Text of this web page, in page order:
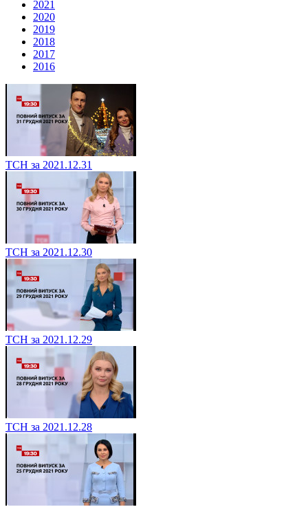
2021
2020
2019
2018
2017
2016
ТСН за 2021.12.31
ТСН за 2021.12.30
ТСН за 2021.12.29
ТСН за 2021.12.28